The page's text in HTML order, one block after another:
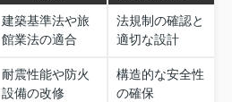
建築基準法や旅
館業法の適合
法規制の確認と
適切な設計
耐震性能や防火
設備の改修
構造的な安全性
の確保